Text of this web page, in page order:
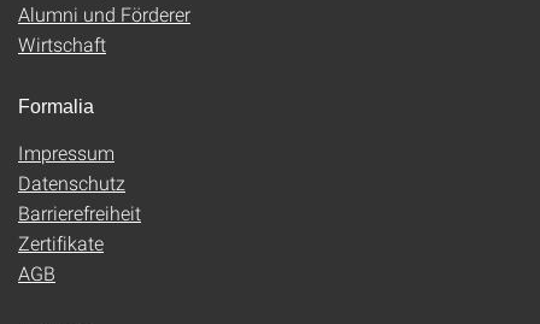
Alumni und Förderer
Wirtschaft
Formalia
Impressum
Datenschutz
Barrierefreiheit
Zertifikate
AGB